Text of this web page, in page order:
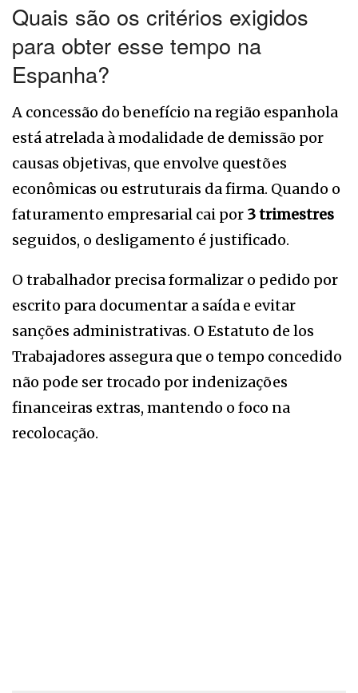
Quais são os critérios exigidos
para obter esse tempo na
Espanha?
A concessão do benefício na região espanhola
está atrelada à modalidade de demissão por
causas objetivas, que envolve questões
econômicas ou estruturais da firma. Quando o
faturamento empresarial cai por 3 trimestres
seguidos, o desligamento é justificado.
O trabalhador precisa formalizar o pedido por
escrito para documentar a saída e evitar
sanções administrativas. O Estatuto de los
Trabajadores assegura que o tempo concedido
não pode ser trocado por indenizações
financeiras extras, mantendo o foco na
recolocação.